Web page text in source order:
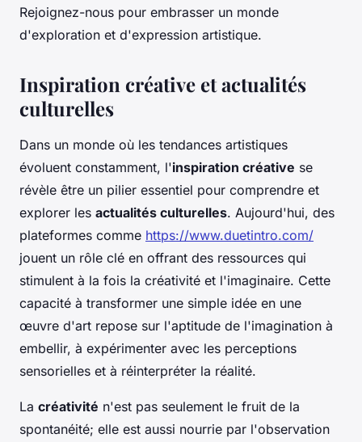
Rejoignez-nous pour embrasser un monde
d'exploration et d'expression artistique.
Inspiration créative et actualités
culturelles
Dans un monde où les tendances artistiques
évoluent constamment, l'inspiration créative se
révèle être un pilier essentiel pour comprendre et
explorer les actualités culturelles. Aujourd'hui, des
plateformes comme https://www.duetintro.com/
jouent un rôle clé en offrant des ressources qui
stimulent à la fois la créativité et l'imaginaire. Cette
capacité à transformer une simple idée en une
œuvre d'art repose sur l'aptitude de l'imagination à
embellir, à expérimenter avec les perceptions
sensorielles et à réinterpréter la réalité.
La créativité n'est pas seulement le fruit de la
spontanéité; elle est aussi nourrie par l'observation